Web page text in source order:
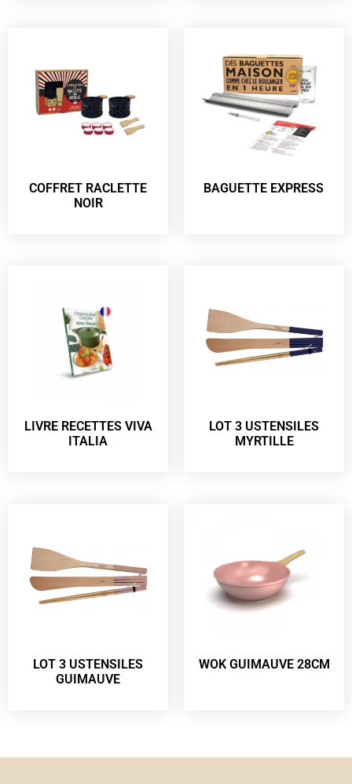
COFFRET RACLETTE
NOIR
BAGUETTE EXPRESS
LIVRE RECETTES VIVA
ITALIA
LOT 3 USTENSILES
MYRTILLE
LOT 3 USTENSILES
GUIMAUVE
WOK GUIMAUVE 28CM